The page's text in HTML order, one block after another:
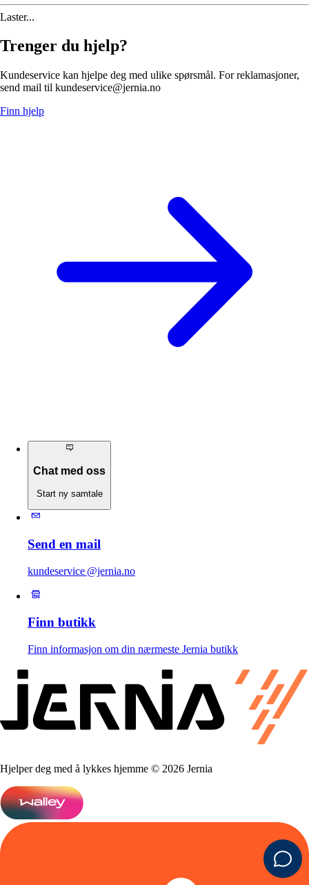
Laster...
Trenger du hjelp?
Kundeservice kan hjelpe deg med ulike spørsmål. For reklamasjoner,
send mail til kundeservice@jernia.no
Finn hjelp
Chat med oss
Start ny samtale
Send en mail
kundeservice @jernia.no
Finn butikk
Finn informasjon om din nærmeste Jernia butikk
Hjelper deg med å lykkes hjemme © 2026 Jernia